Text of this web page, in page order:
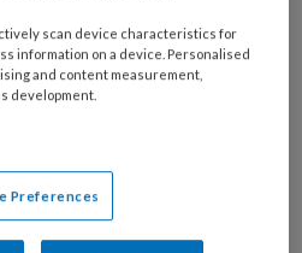
Hierin werd
dat er in de eerste
veel te weinig
voltrok.
scan device characteristics for
information on a device. Personalised
and content measurement,
development.
Preferences